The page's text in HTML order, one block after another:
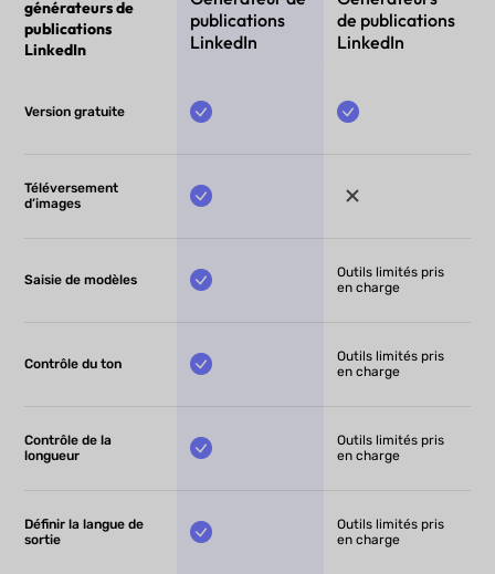
générateurs de
publications
LinkedIn
publications
LinkedIn
de publications
LinkedIn
Version gratuite
Téléversement
d’images
Saisie de modèles
Outils limités pris
en charge
Contrôle du ton
Outils limités pris
en charge
Contrôle de la
longueur
Outils limités pris
en charge
Définir la langue de
sortie
Outils limités pris
en charge